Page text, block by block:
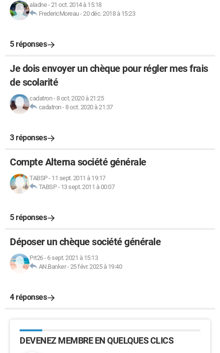
aladne-21 oct. 2014 à 15:18
FredericMoreau-20 déc. 2018 à 15:23
5 réponses
Je dois envoyer un chèque pour régler mes frais
de scolarité
cadatron-8 oct. 2020 à 21:25
cadatron-8 oct. 2020 à 21:37
3 réponses
Compte Alterna société générale
TABSP- 11 sept. 2011 à 19:17
TABSP- 13 sept. 2011 à 00:07
5 réponses
Déposer un chèque société générale
Prt26- 6 sept. 2021 à 15:13
AN.Banker-25 févr. 2025 à 19:40
4 réponses
DEVENEZ MEMBRE EN QUELQUES CLICS